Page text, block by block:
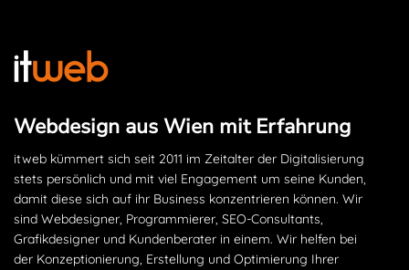
Webdesign aus Wien mit Erfahrung
itweb kümmert sich seit 2011 im Zeitalter der Digitalisierung
stets persönlich und mit viel Engagement um seine Kunden,
damit diese sich auf ihr Business konzentrieren können. Wir
sind Webdesigner, Programmierer, SEO-Consultants,
Grafikdesigner und Kundenberater in einem. Wir helfen bei
der Konzeptionierung, Erstellung und Optimierung Ihrer